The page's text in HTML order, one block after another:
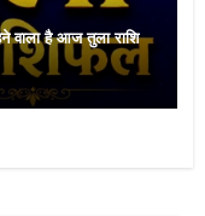
है आज तुला राशि